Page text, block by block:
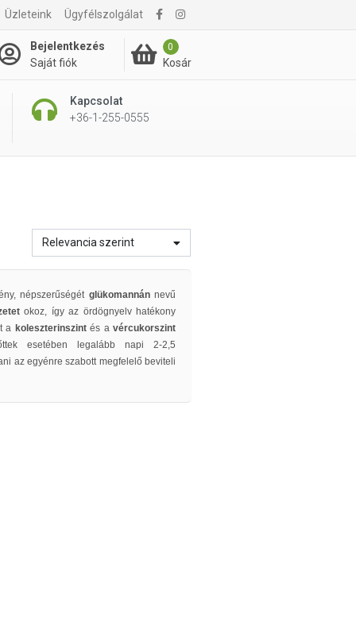
Üzleteink Ügyfélszolgálat
Bejelentkezés
Saját fiók
0
Kosár
Kapcsolat
+36-1-255-0555
Relevancia szerint
népszerűségét glükomannánnevű
okoz, így az ördögnyelv hatékony
a koleszterinszint és a vércukorszint
esetében legalább napi 2-2,5
az egyénre szabott megfelelő beviteli